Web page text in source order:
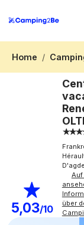
Home
5,03/10
D'agde
Auf
über